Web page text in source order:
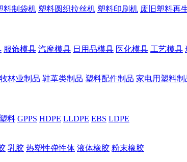
料制袋机 塑料圆织拉丝机 塑料印刷机 废旧塑料再
服饰模具 汽摩模具 日用品模具 医化模具 工艺模具
林业制品 鞋革类制品 塑料配件制品 家电用塑料制
料 GPPS HDPE LLDPE EBS LDPE
乳胶 热塑性弹性体 液体橡胶 粉末橡胶